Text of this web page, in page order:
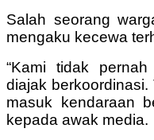
Salah seorang
mengaku kecewa
“Kami tidak
diajak
masuk kendaraan
kepada awak media.